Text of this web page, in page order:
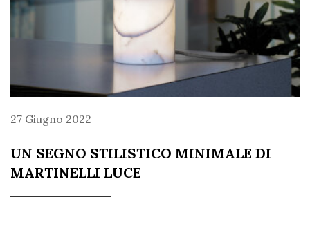
27 Giugno 2022
UN SEGNO STILISTICO MINIMALE DI
MARTINELLI LUCE